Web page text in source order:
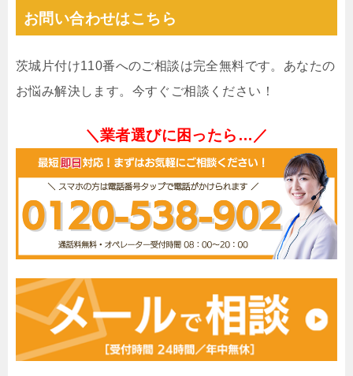
お問い合わせはこちら
茨城片付け110番へのご相談は完全無料です。あなたの
お悩み解決します。今すぐご相談ください！
＼業者選びに困ったら…／